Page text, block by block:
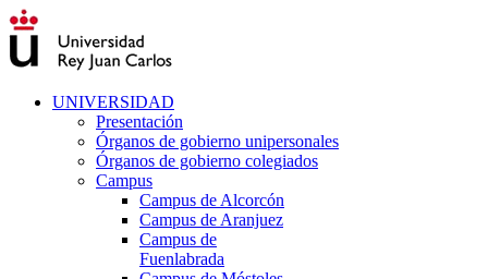
UNIVERSIDAD
Presentación
Órganos de gobierno unipersonales
Órganos de gobierno colegiados
Campus
Campus de Alcorcón
Campus de Aranjuez
Campus de
Fuenlabrada